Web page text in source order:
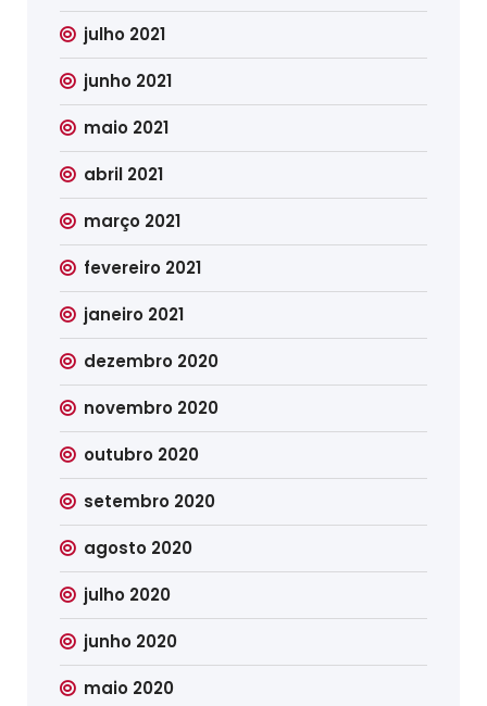
julho 2021
junho 2021
maio 2021
abril 2021
março 2021
fevereiro 2021
janeiro 2021
dezembro 2020
novembro 2020
outubro 2020
setembro 2020
agosto 2020
julho 2020
junho 2020
maio 2020